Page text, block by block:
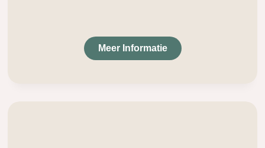
Meer Informatie